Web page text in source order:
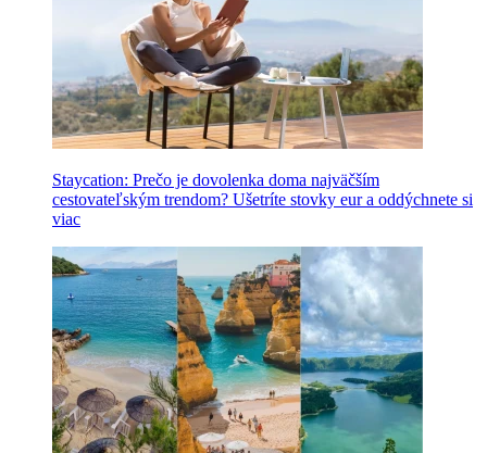
Staycation: Prečo je dovolenka doma najväčším
cestovateľským trendom? Ušetríte stovky eur a oddýchnete si
viac